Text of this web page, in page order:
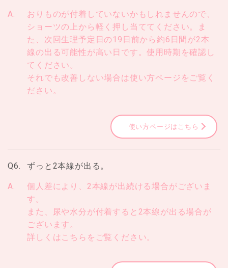
A.
おりものが付着していないかもしれませんので、
ショーツの上から軽く押し当ててください。ま
た、次回生理予定日の19日前から約6日間が2本
線の出る可能性が高い日です。使用時期を確認し
てください。
それでも改善しない場合は使い方ページをご覧く
ださい。
使い方ページはこちら
Q6. ずっと2本線が出る。
A.
個人差により、2本線が出続ける場合がございま
す。
また、尿や水分が付着すると2本線が出る場合が
ございます。
詳しくはこちらをご覧ください。